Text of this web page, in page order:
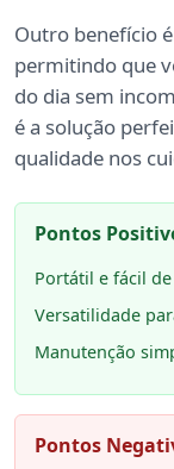
Outro benefício
permitindo que
do dia sem
é a solução
qualidade nos
Pontos
Portátil e fácil
Versatilidade
Manutenção
Pontos